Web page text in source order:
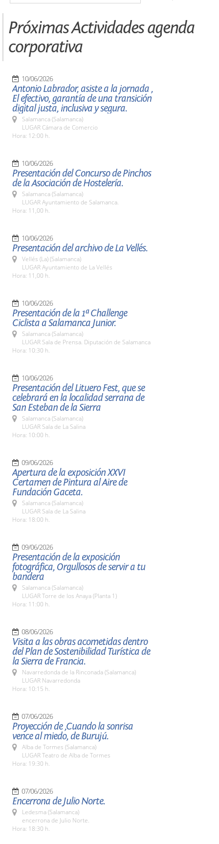
Próximas Actividades agenda
corporativa
10/06/2026
Antonio Labrador, asiste a la jornada ,
El efectivo, garantía de una transición
digital justa, inclusiva y segura.
Salamanca (Salamanca)
LUGAR Cámara de Comercio
Hora: 12:00 h.
10/06/2026
Presentación del Concurso de Pinchos
de la Asociación de Hostelería.
Salamanca (Salamanca)
LUGAR Ayuntamiento de Salamanca.
Hora: 11,00 h.
10/06/2026
Presentación del archivo de La Vellés.
Vellés (La) (Salamanca)
LUGAR Ayuntamiento de La Vellés
Hora: 11,00 h.
10/06/2026
Presentación de la 1ª Challenge
Ciclista a Salamanca Junior.
Salamanca (Salamanca)
LUGAR Sala de Prensa. Diputación de Salamanca
Hora: 10:30 h.
10/06/2026
Presentación del Lituero Fest, que se
celebrará en la localidad serrana de
San Esteban de la Sierra
Salamanca (Salamanca)
LUGAR Sala de La Salina
Hora: 10:00 h.
09/06/2026
Apertura de la exposición XXVI
Certamen de Pintura al Aire de
Fundación Gaceta.
Salamanca (Salamanca)
LUGAR Sala de La Salina
Hora: 18:00 h.
09/06/2026
Presentación de la exposición
fotográfica, Orgullosos de servir a tu
bandera
Salamanca (Salamanca)
LUGAR Torre de los Anaya (Planta 1)
Hora: 11:00 h.
08/06/2026
Visita a las obras acometidas dentro
del Plan de Sostenibilidad Turística de
la Sierra de Francia.
Navarredonda de la Rinconada (Salamanca)
LUGAR Navarredonda
Hora: 10:15 h.
07/06/2026
Proyección de ,Cuando la sonrisa
vence al miedo, de Burujú.
Alba de Tormes (Salamanca)
LUGAR Teatro de Alba de Tormes
Hora: 19:30 h.
07/06/2026
Encerrona de Julio Norte.
Ledesma (Salamanca)
encerrona de Julio Norte.
Hora: 18:30 h.